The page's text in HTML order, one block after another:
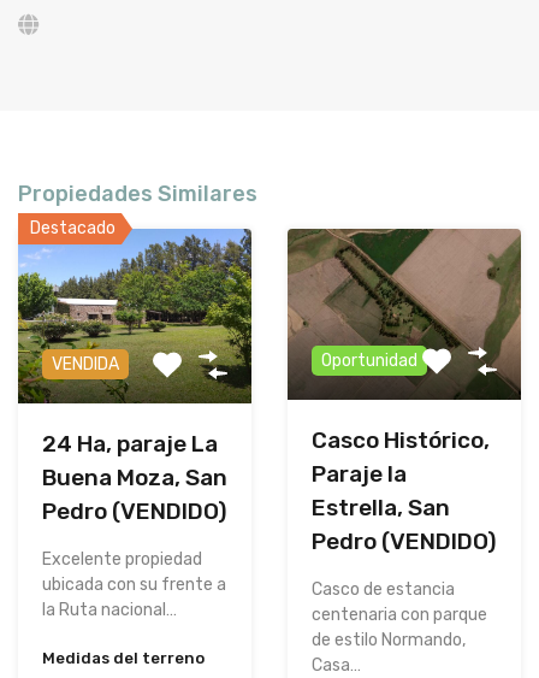
Propiedades Similares
Destacado
VENDIDA
24 Ha, paraje La
Buena Moza, San
Pedro (VENDIDO)
Excelente propiedad
ubicada con su frente a
la Ruta nacional…
Medidas del terreno
Oportunidad
Casco Histórico,
Paraje la
Estrella, San
Pedro (VENDIDO)
Casco de estancia
centenaria con parque
de estilo Normando,
Casa…